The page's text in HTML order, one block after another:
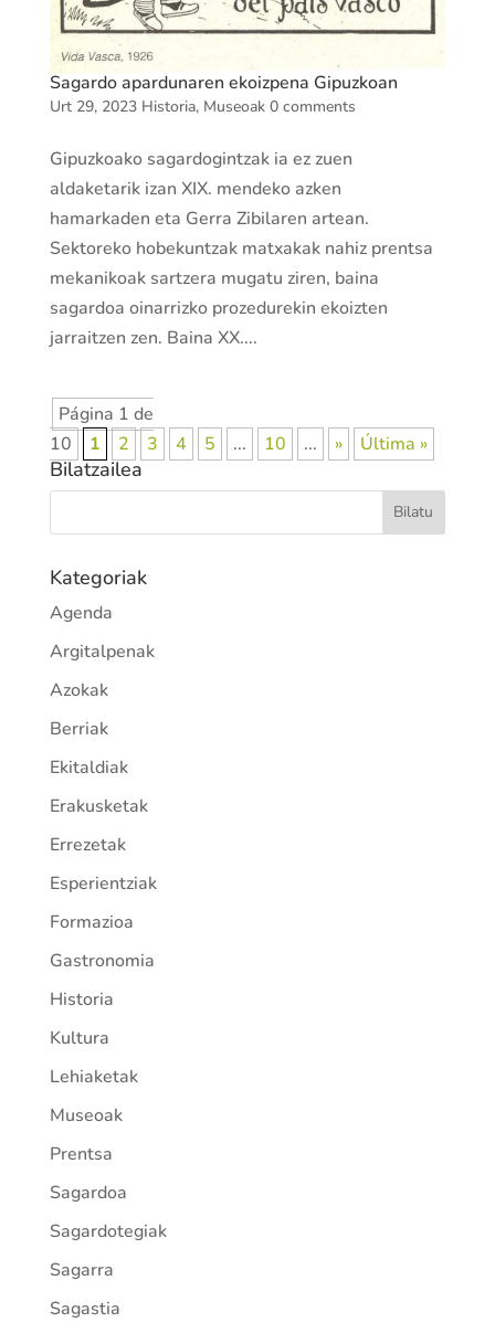
Sagardo apardunaren ekoizpena Gipuzkoan
Urt 29, 2023 Historia, Museoak 0 comments
Gipuzkoako sagardogintzak ia ez zuen
aldaketarik izan XIX. mendeko azken
hamarkaden eta Gerra Zibilaren artean.
Sektoreko hobekuntzak matxakak nahiz prentsa
mekanikoak sartzera mugatu ziren, baina
sagardoa oinarrizko prozedurekin ekoizten
jarraitzen zen. Baina XX....
Página 1 de
10
1 2 3 4 5 ... 10 ... » Última »
Bilatzailea
Kategoriak
Agenda
Argitalpenak
Azokak
Berriak
Ekitaldiak
Erakusketak
Errezetak
Esperientziak
Formazioa
Gastronomia
Historia
Kultura
Lehiaketak
Museoak
Prentsa
Sagardoa
Sagardotegiak
Sagarra
Sagastia